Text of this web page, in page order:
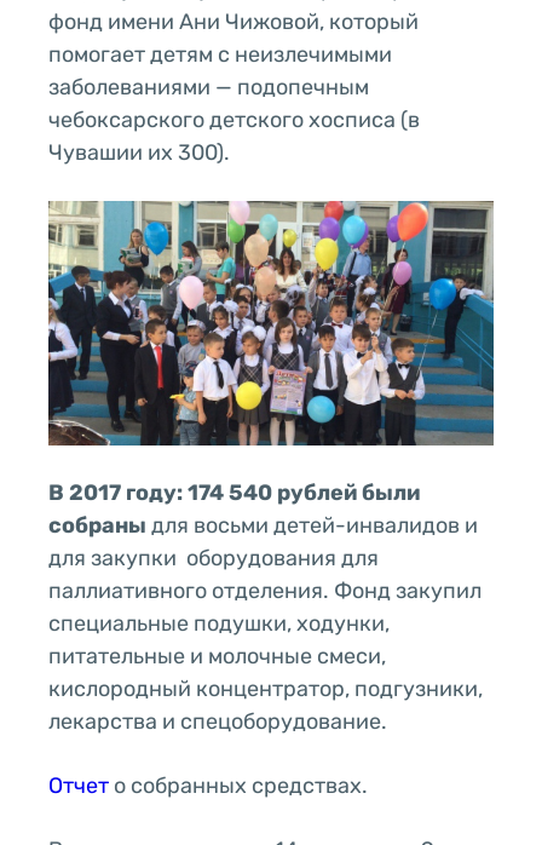
фонд имени Ани Чижовой, который
помогает детям с неизлечимыми
заболеваниями — подопечным
чебоксарского детского хосписа (в
Чувашии их 300).
В 2017 году: 174 540 рублей были
собраны для восьми детей-инвалидов и
для закупки оборудования для
паллиативного отделения. Фонд закупил
специальные подушки, ходунки,
питательные и молочные смеси,
кислородный концентратор, подгузники,
лекарства и спецоборудование.
Отчет о собранных средствах.